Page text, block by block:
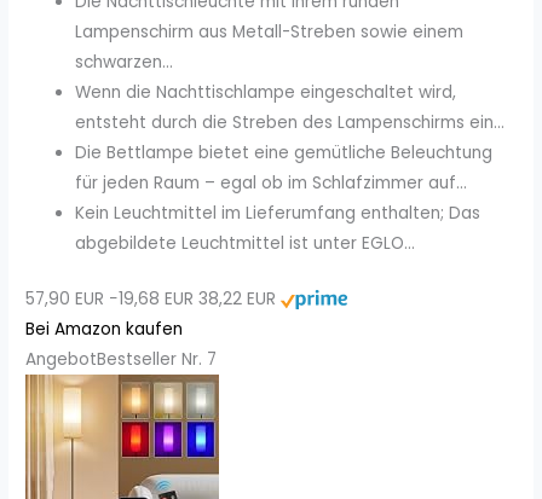
Lampenschirm aus Metall-Streben sowie einem
schwarzen...
Wenn die Nachttischlampe eingeschaltet wird,
entsteht durch die Streben des Lampenschirms ein...
Die Bettlampe bietet eine gemütliche Beleuchtung
für jeden Raum – egal ob im Schlafzimmer auf...
Kein Leuchtmittel im Lieferumfang enthalten; Das
abgebildete Leuchtmittel ist unter EGLO...
57,90 EUR −19,68 EUR 38,22 EUR
Bei Amazon kaufen
AngebotBestseller Nr. 7